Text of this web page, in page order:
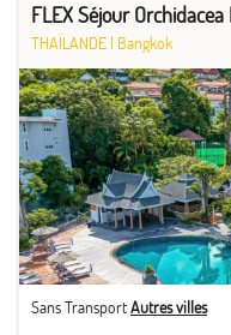
FLEX Séjour
THAÏLANDE | Bangkok
Sans TransportAutres villes